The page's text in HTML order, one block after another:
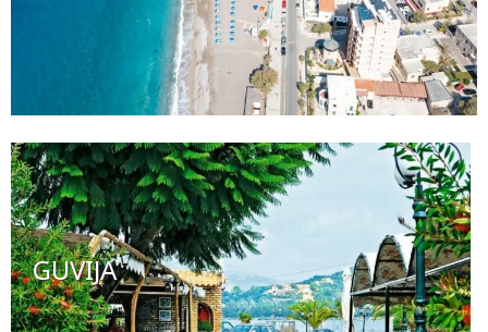
GUVIJA